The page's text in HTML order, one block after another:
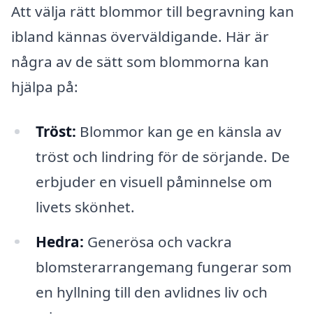
Att välja rätt blommor till begravning kan
ibland kännas överväldigande. Här är
några av de sätt som blommorna kan
hjälpa på:
Tröst: Blommor kan ge en känsla av
tröst och lindring för de sörjande. De
erbjuder en visuell påminnelse om
livets skönhet.
Hedra: Generösa och vackra
blomsterarrangemang fungerar som
en hyllning till den avlidnes liv och